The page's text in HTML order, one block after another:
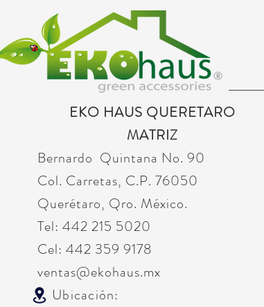
EKO HAUS QUERETARO
MATRIZ
Bernardo Quintana No. 90
Col. Carretas, C.P. 76050
Querétaro, Qro. México.
Tel: 442 215 5020
Cel: 442 359 9178
ventas@ekohaus.mx
Ubicación: